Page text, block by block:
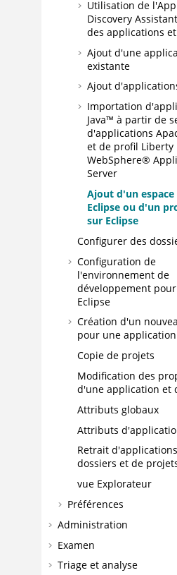
Utilisation de l'
Discovery Assistant
des applications
Ajout d'une
existante
Ajout
Importation
Java™ à partir de
d'applications
et de profil Liberty
WebSphere®
Server
Ajout d'un
Eclipse ou d'un
sur Eclipse
Configurer des
Configuration de
l'environnement de
développement
Eclipse
Création d'un
pour une application
Copie de projets
Modification des
d'une application et
Attributs globaux
Attributs
Retrait
dossiers et de
vue Explorateur
Préférences
Administration
Examen
Triage et analyse